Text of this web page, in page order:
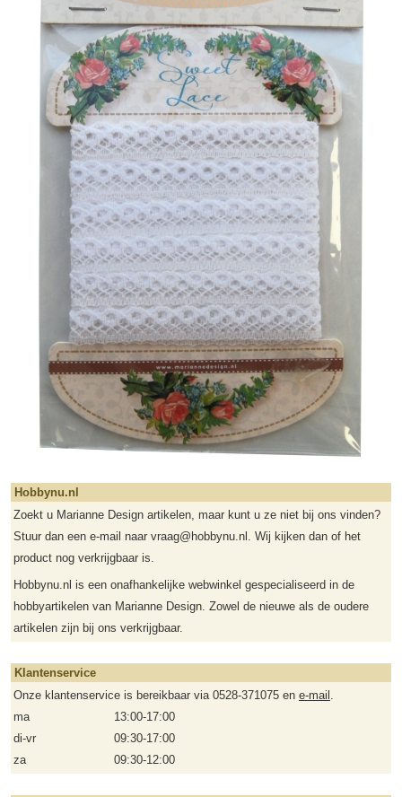
Hobbynu.nl
Zoekt u Marianne Design artikelen, maar kunt u ze niet bij ons vinden?
Stuur dan een e-mail naar vraag@hobbynu.nl. Wij kijken dan of het
product nog verkrijgbaar is.
Hobbynu.nl is een onafhankelijke webwinkel gespecialiseerd in de
hobbyartikelen van Marianne Design. Zowel de nieuwe als de oudere
artikelen zijn bij ons verkrijgbaar.
Klantenservice
Onze klantenservice is bereikbaar via 0528-371075 en e-mail .
ma
13:00-17:00
di-vr
09:30-17:00
za
09:30-12:00